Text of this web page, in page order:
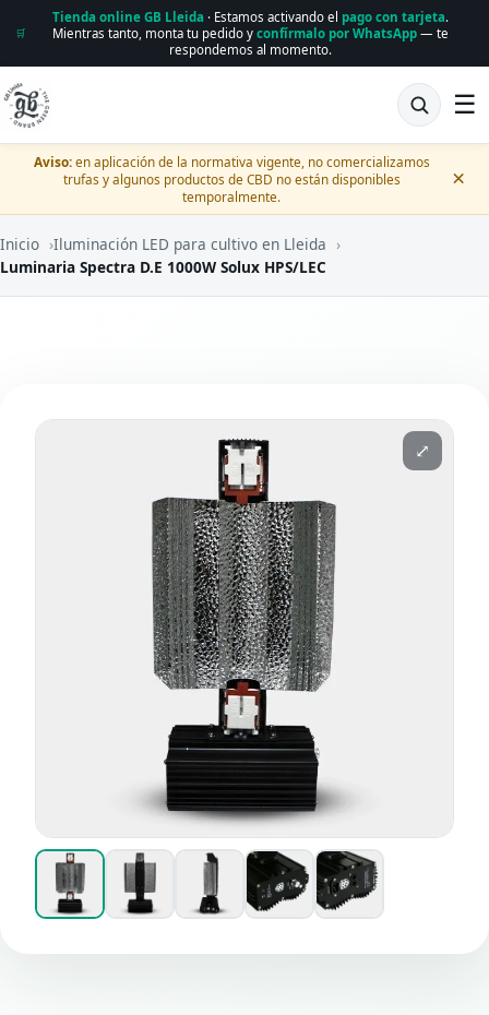
🛒
Tienda online GB Lleida · Estamos activando el pago con tarjeta.
Mientras tanto, monta tu pedido y confírmalo por WhatsApp— te
respondemos al momento.
☰
Aviso:en aplicación de la normativa vigente, no comercializamos
trufas y algunos productos de CBD no están disponibles
temporalmente.
×
Inicio ›Iluminación LED para cultivo en Lleida ›
Luminaria Spectra D.E 1000W Solux HPS/LEC
⤢